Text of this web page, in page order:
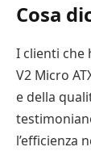
Cosa
I clienti che
V2 Micro
e della
l’efficienza